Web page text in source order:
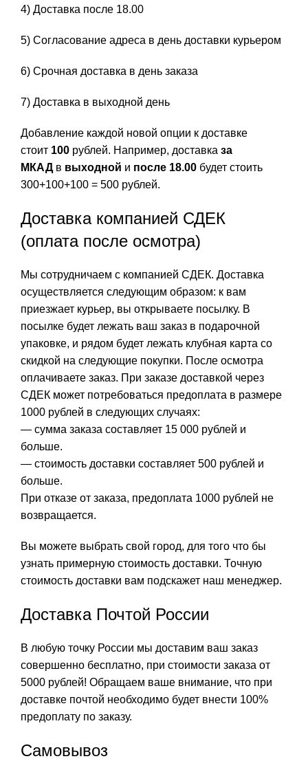
4) Доставка после 18.00
5) Согласование адреса в день доставки курьером
6) Срочная доставка в день заказа
7) Доставка в выходной день
Добавление каждой новой опции к доставке
стоит 100 рублей. Например, доставка за
МКАДв выходной и после 18.00 будет стоить
300+100+100 = 500 рублей.
Доставка компанией СДЕК
(оплата после осмотра)
Мы сотрудничаем с компанией СДЕК. Доставка
осуществляется следующим образом: к вам
приезжает курьер, вы открываете посылку. В
посылке будет лежать ваш заказ в подарочной
упаковке, и рядом будет лежать клубная карта со
скидкой на следующие покупки. После осмотра
оплачиваете заказ. При заказе доставкой через
СДЕК может потребоваться предоплата в размере
1000 рублей в следующих случаях:
— сумма заказа составляет 15 000 рублей и
больше.
— стоимость доставки составляет 500 рублей и
больше.
При отказе от заказа, предоплата 1000 рублей не
возвращается.
Вы можете выбрать свой город, для того что бы
узнать примерную стоимость доставки. Точную
стоимость доставки вам подскажет наш менеджер.
Доставка Почтой России
В любую точку России мы доставим ваш заказ
совершенно бесплатно, при стоимости заказа от
5000 рублей! Обращаем ваше внимание, что при
доставке почтой необходимо будет внести 100%
предоплату по заказу.
Самовывоз